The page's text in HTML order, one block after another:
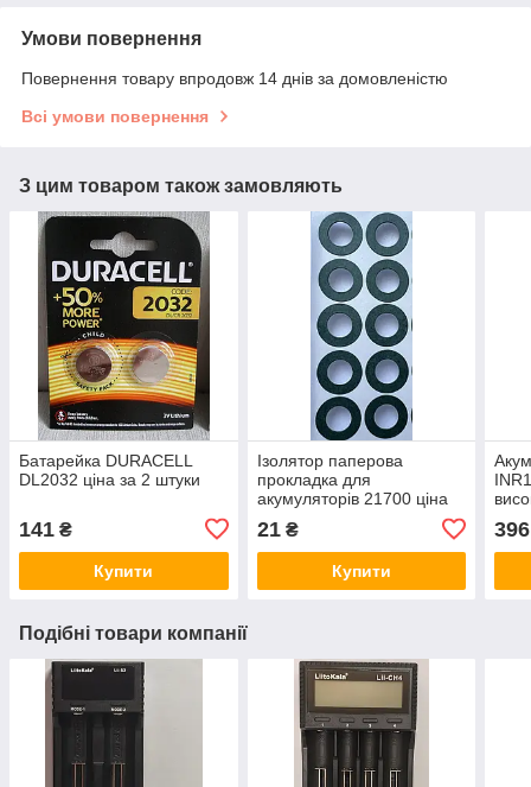
Умови повернення
Повернення товару впродовж 14 днів за домовленістю
Всі умови повернення
З цим товаром також замовляють
Батарейка DURACELL
DL2032 ціна за 2 штуки
141 ₴
Купити
Ізолятор паперова
прокладка для
акумуляторів 21700 ціна
21₴
Купити
396
Подібні товари компанії